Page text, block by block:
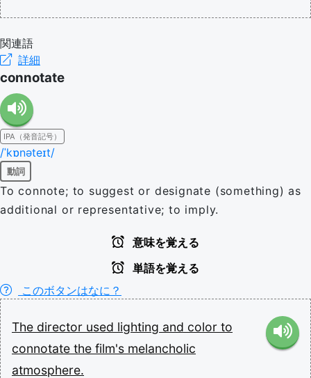
関連語
詳細
connotate
IPA（発音記号）
/ˈkɒnəteɪt/
動詞
To connote; to suggest or designate (something) as
additional or representative; to imply.
意味を覚える
単語を覚える
このボタンはなに？
The director used lighting and color to
connotate the film's melancholic
atmosphere.